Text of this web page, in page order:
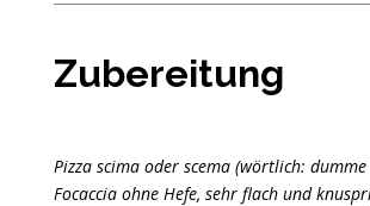
Zubereitung
Pizza scima oder scema (wörtlich:
Focaccia ohne Hefe, sehr flach und